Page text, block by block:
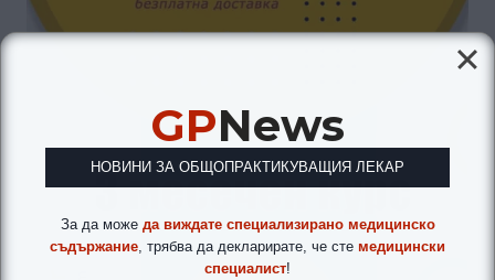
GPNews
НОВИНИ ЗА ОБЩОПРАКТИКУВАЩИЯ ЛЕКАР
За да може да виждате специализирано медицинско
съдържание , трябва да декларирате, че сте медицински
специалист!